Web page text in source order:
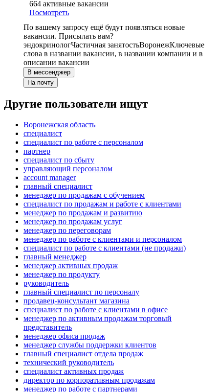
664 активные вакансии
Посмотреть
По вашему запросу ещё будут появляться новые
вакансии. Присылать вам?
эндокринологЧастичная занятостьВоронежКлючевые
слова в названии вакансии, в названии компании и в
описании вакансии
В мессенджер
На почту
Другие пользователи ищут
Воронежская область
специалист
специалист по работе с персоналом
партнер
специалист по сбыту
управляющий персоналом
account manager
главный специалист
менеджер по продажам с обучением
специалист по продажам и работе с клиентами
менеджер по продажам и развитию
менеджер по продажам услуг
менеджер по переговорам
менеджер по работе с клиентами и персоналом
специалист по работе с клиентами (не продажи)
главный менеджер
менеджер активных продаж
менеджер по продукту
руководитель
главный специалист по персоналу
продавец-консультант магазина
специалист по работе с клиентами в офисе
менеджер по активным продажам торговый
представитель
менеджер офиса продаж
менеджер службы поддержки клиентов
главный специалист отдела продаж
технический руководитель
специалист активных продаж
директор по корпоративным продажам
менеджер по работе с партнерами